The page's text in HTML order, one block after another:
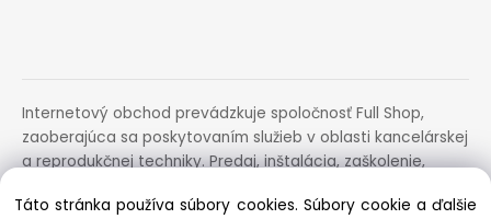
Internetový obchod prevádzkuje spoločnosť Full Shop,
zaoberajúca sa poskytovaním služieb v oblasti kancelárskej
a reprodukčnej techniky. Predaj, inštalácia, zaškolenie,
zariadení.
Táto stránka používa súbory cookies. Súbory cookie a ďalšie